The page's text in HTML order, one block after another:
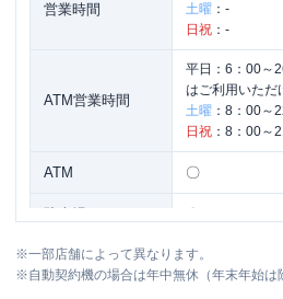
営業時間
土曜 ： -
日祝 ： -
ATM営業時間
平日： 6：00～
はご利用いただ
土曜 ： 8：00～
日祝 ： 8：00～
ATM 〇
住所
神奈川県藤沢
内）
※一部店舗によって異なります。
※自動契約機の場合は年中無休（年末年始は